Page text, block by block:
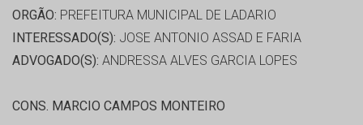
ORGÃO: PREFEITURA MUNICIPAL DE LADARIO
INTERESSADO(S): JOSE ANTONIO ASSAD E FARIA
ADVOGADO(S): ANDRESSA ALVES GARCIA LOPES
CONS. MARCIO CAMPOS MONTEIRO